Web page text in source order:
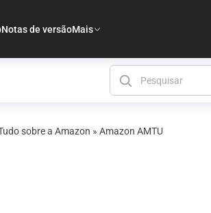
Notas de versãoMais
sobre a Amazon » Amazon AMTU